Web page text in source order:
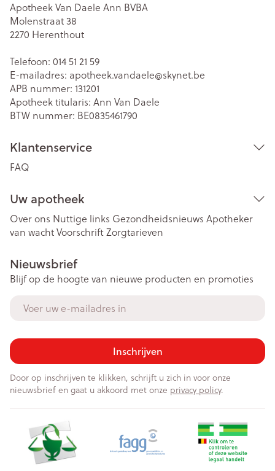
Apotheek Van Daele Ann BVBA
Molenstraat 38
2270 Herenthout
Telefoon: 014 51 21 59
E-mailadres: apotheek.vandaele@skynet.be
APB nummer: 131201
Apotheek titularis: Ann Van Daele
BTW nummer: BE0835461790
Klantenservice
FAQ
Uw apotheek
Over ons Nuttige links Gezondheidsnieuws Apotheker
van wachtVoorschriftZorgtarieven
Nieuwsbrief
Blijf op de hoogte van nieuwe producten en promoties
Inschrijven
Door op inschrijven te klikken, schrijft u zich in voor onze
nieuwsbrief en gaat u akkoord met onze privacy policy.